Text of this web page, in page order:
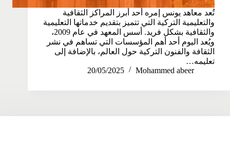
تُعد معاهد يونس إمره أحد أبرز المراكز الثقافية
والتعليمية التركية التي تتميز بتقديم خدماتها التعليمية
والثقافية بشكل فريد. أسس المعهد في عام 2009،
ويُعد اليوم أحد أهم المؤسسات التي تساهم في نشر
الثقافة والفنون التركية حول العالم، بالإضافة إلى
تعليمه…
Mohammed abeer
20/05/2025